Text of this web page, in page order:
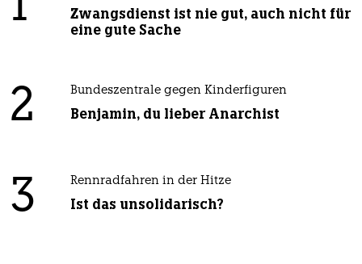
Zwangsdienst ist nie gut, auch nicht für
eine gute Sache
2 Bundeszentrale gegen Kinderfiguren
Benjamin, du lieber Anarchist
3 Rennradfahren in der Hitze
Ist das unsolidarisch?